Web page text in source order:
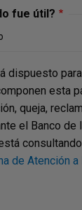
sobre
y
3 DE JULIO DE 2020
fue útil?
dispuesto
esta
queja,
el Banco de
de Atención a